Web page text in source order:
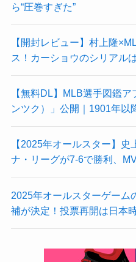
ら“圧巻すぎた”
【開封レビュー】村上隆
ス！カーショウのシリアル
【無料DL】MLB選手図鑑
ンツク）」公開｜1901年以
【2025年オールスター】
ナ・リーグが7-6で勝利、
2025年オールスターゲーム
補が決定！投票再開は日本